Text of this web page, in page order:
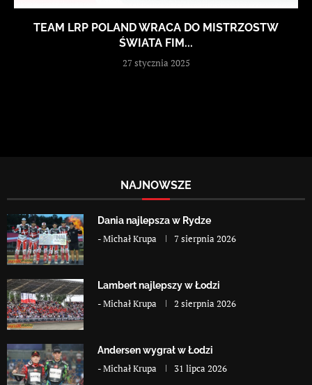
TEAM LRP POLAND WRACA DO MISTRZOSTW
ŚWIATA FIM...
27 stycznia 2025
NAJNOWSZE
Dania najlepsza w Rydze
-Michał Krupa 7 sierpnia 2026
Lambert najlepszy w Łodzi
-Michał Krupa 2 sierpnia 2026
Andersen wygrał w Łodzi
-Michał Krupa 31 lipca 2026